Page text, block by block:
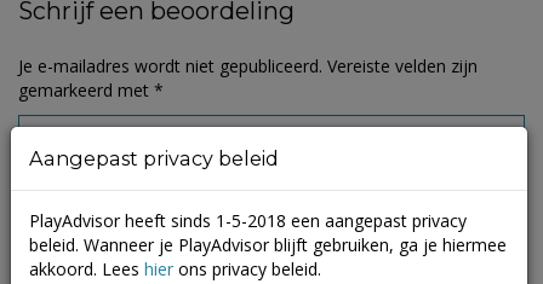
Schrijf een beoordeling
Je e-mailadres wordt niet gepubliceerd. Vereiste velden zijn
gemarkeerd met *
Aangepast privacy beleid
PlayAdvisor heeft sinds 1-5-2018 een aangepast privacy
beleid. Wanneer je PlayAdvisor blijft gebruiken, ga je hiermee
akkoord. Lees hier ons privacy beleid.